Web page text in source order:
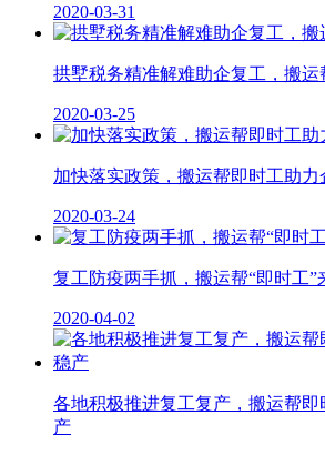
2020-03-31
拱墅税务精准解难助企复工，搬运
2020-03-25
加快落实政策，搬运帮即时工助
2020-03-24
复工防疫两手抓，搬运帮“即时工”
2020-04-02
各地积极推进复工复产，搬运帮
产